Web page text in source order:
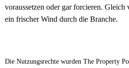
voraussetzen oder gar forcieren. Gleich
ein frischer Wind durch die Branche.
Die Nutzungsrechte wurden The Property